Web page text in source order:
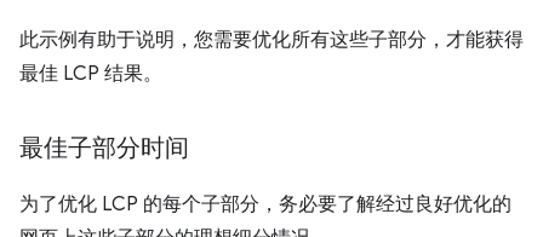
此示例有助于说明，您需要优化所有这些子部分，才能获得
最佳 LCP 结果。
最佳子部分时间
为了优化 LCP 的每个子部分，务必要了解经过良好优化的